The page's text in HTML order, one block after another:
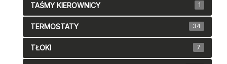
TAŚMY KIEROWNICY 1
TERMOSTATY 34
TŁOKI 7